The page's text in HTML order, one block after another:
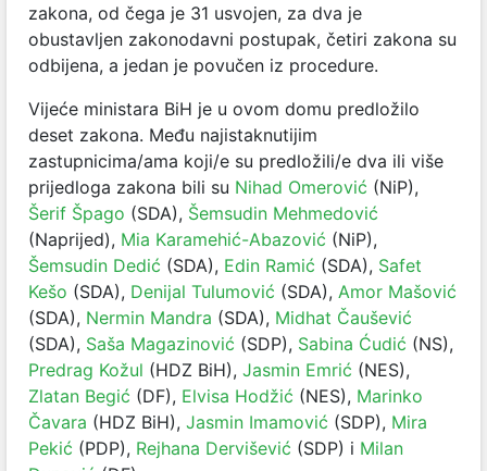
zakona, od čega je 31 usvojen, za dva je
obustavljen zakonodavni postupak, četiri zakona su
odbijena, a jedan je povučen iz procedure.
Vijeće ministara BiH je u ovom domu predložilo
deset zakona. Među najistaknutijim
zastupnicima/ama koji/e su predložili/e dva ili više
prijedloga zakona bili su Nihad Omerović (NiP),
Šerif Špago (SDA), Šemsudin Mehmedović
(Naprijed), Mia Karamehić-Abazović (NiP),
Šemsudin Dedić (SDA), Edin Ramić (SDA), Safet
Kešo (SDA), Denijal Tulumović (SDA), Amor Mašović
(SDA), Nermin Mandra (SDA), Midhat Čaušević
(SDA), Saša Magazinović (SDP), Sabina Ćudić (NS),
Predrag Kožul (HDZ BiH), Jasmin Emrić (NES),
Zlatan Begić (DF), Elvisa Hodžić (NES), Marinko
Čavara (HDZ BiH), Jasmin Imamović (SDP), Mira
Pekić (PDP), Rejhana Dervišević (SDP) i Milan